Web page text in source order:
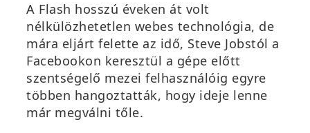
j
a
b
l
a
k
b
A Flash hosszú éveken át volt
nélkülözhetetlen webes technológia, de
mára eljárt felette az idő, Steve Jobstól a
Facebookon keresztül a gépe előtt
szentségelő mezei felhasználóig egyre
többen hangoztatták, hogy ideje lenne
már megválni tőle.